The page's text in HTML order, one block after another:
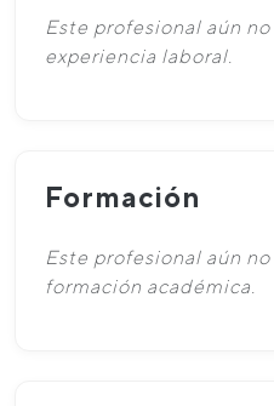
Este profesional aún
experiencia laboral.
Formación
Este profesional aún
formación académica.